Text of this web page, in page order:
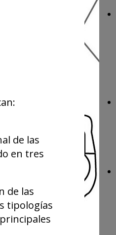
de las
en tres
de las
tipologías